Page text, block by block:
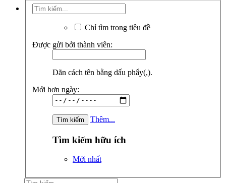
Chỉ tìm trong tiêu đề
Được gửi bởi thành viên:
Dãn cách tên bằng dấu phẩy(,).
Mới hơn ngày:
Thêm...
Tìm kiếm hữu ích
Mới nhất